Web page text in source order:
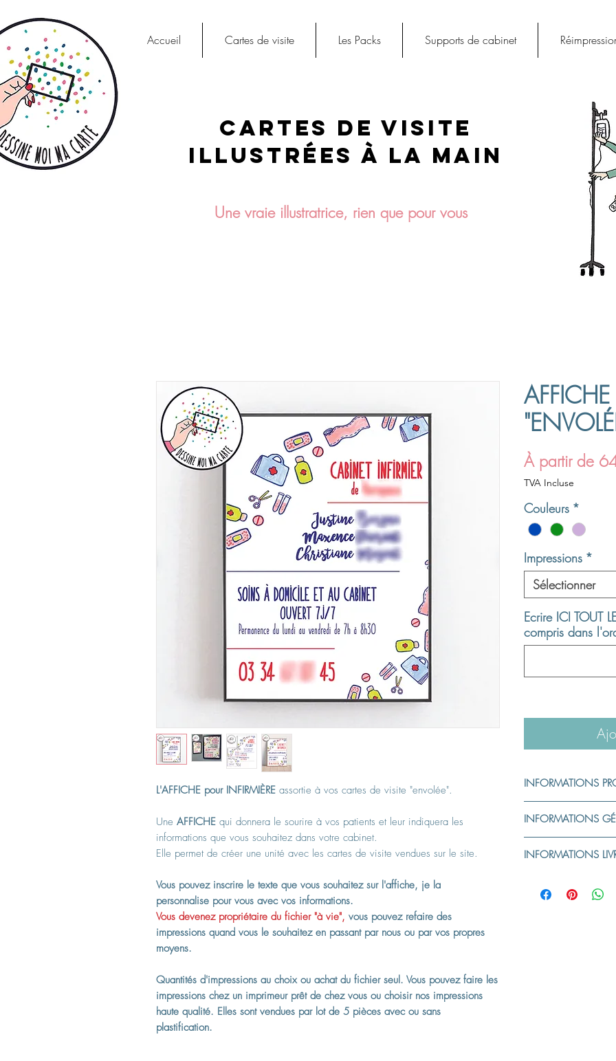
INFIRMIERE, SAGE-FEMME, OSTÉOPATHE,
KINÉSITHÉRAPEUTE, NATUROPATHE, DIÉTÉTICIENNE,...
Accueil Cartes de visite Les Packs Supports de cabinet
Cartes de visite
illustrées à la maiN
Une vraie illustratrice, rien que pour vous
L'AFFICHE pour INFIRMIÈRE assortie à vos cartes de visite "envolée".
Une AFFICHE qui donnera le sourire à vos patients et leur indiquera les
informations que vous souhaitez dans votre cabinet.
Elle permet de créer une unité avec les cartes de visite vendues sur le site.
Vous pouvez inscrire le texte que vous souhaitez sur l'affiche, je la
personnalise pour vous avec vos informations.
Vous devenez propriétaire du fichier "à vie", vous pouvez refaire des
impressions quand vous le souhaitez en passant par nous ou par vos propres
moyens.
Quantités d'impressions au choix ou achat du fichier seul. Vous pouvez faire les
impressions chez un imprimeur prêt de chez vous ou choisir nos impressions
haute qualité. Elles sont vendues par lot de 5 pièces avec ou sans
plastification.
À partir de
TVA Incluse
Couleurs *
Impressions *
Sélectionner
Ecrire ICI TOUT
compris dans
INFORMATIONS
INFORMATIONS
Lors de votre achat,
"à vie" de votre
impressions lorsque
Papier résistant
INFORMATIONS
personnalisée.
indications et vous
INFORMATIONS
affiche sous forme